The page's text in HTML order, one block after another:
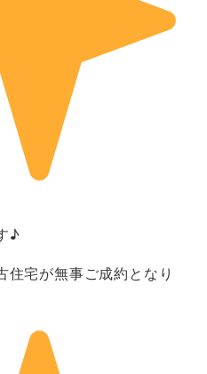
♪
住宅が無事ご成約となり